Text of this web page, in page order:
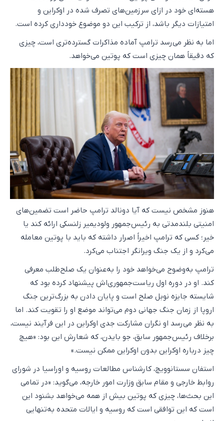
هسته‌ای خود در ازای سرزمین‌های تصرف شده در اوکراین و
امتیازات دیگر باشد، از ترکیب این دو موضوع خودداری کرده است.
اما به نظر می‌رسد ترامپ آماده مذاکرات گسترده‌تری است، چیزی
که دقیقاً همان چیزی است که پوتین می‌خواهد.
هنوز مشخص نیست که آیا دونالد ترامپ حاضر است تضمین‌های
امنیتی بلندمدتی به رئیس‌جمهور ولودیمیر زلنسکی ارائه کند یا
خیر؛ کسی که ترامپ اخیراً اصرار داشته که باید با پوتین معامله
می‌کرد و از یک جنگ ویرانگر اجتناب می‌کرد.
ترامپ به‌وضوح می‌خواهد خود را به‌عنوان یک صلح‌طلب معرفی
کند. او در دوره اول ریاست‌جمهوری‌اش پیشنهاد کرده بود که
شایسته جایزه نوبل صلح است و پایان دادن به بزرگ‌ترین جنگ
اروپا از زمان جنگ جهانی دوم می‌تواند موضع او را تقویت کند. اما
به نظر می‌رسد او نگران مشارکت جدی اوکراین در این فرآیند نیست،
برخلاف رئیس‌جمهور سابق، جو بایدن، که شعارش این بود: «هیچ
چیز درباره اوکراین بدون اوکراین ممکن نیست.»
استفان سستانوویچ، کارشناس مطالعات روسیه و اوراسیا در شورای
روابط خارجی و مقام سابق وزارت امور خارجه، می‌گوید: «در تمامی
این بحث‌ها، چیزی که پوتین بیش از همه می‌خواهد بشنود این
است که این توافقی است که روسیه و ایالات متحده به‌تنهایی